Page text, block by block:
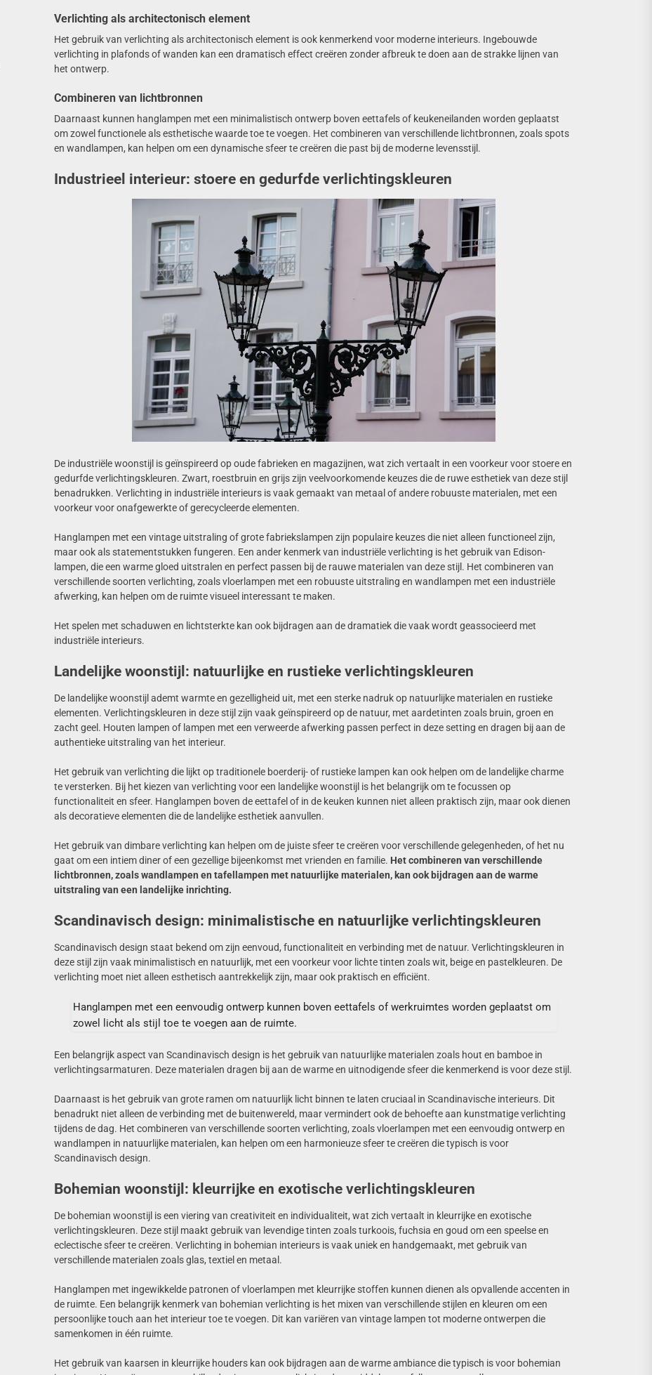
Verlichting als architectonisch element
Het gebruik van verlichting als architectonisch element is ook kenmerkend voor moderne interieurs. Ingebouwde
verlichting in plafonds of wanden kan een dramatisch effect creëren zonder afbreuk te doen aan de strakke lijnen van
het ontwerp.
Combineren van lichtbronnen
Daarnaast kunnen hanglampen met een minimalistisch ontwerp boven eettafels of keukeneilanden worden geplaatst
om zowel functionele als esthetische waarde toe te voegen. Het combineren van verschillende lichtbronnen, zoals spots
en wandlampen, kan helpen om een dynamische sfeer te creëren die past bij de moderne levensstijl.
Industrieel interieur: stoere en gedurfde verlichtingskleuren
De industriële woonstijl is geïnspireerd op oude fabrieken en magazijnen, wat zich vertaalt in een voorkeur voor stoere en
gedurfde verlichtingskleuren. Zwart, roestbruin en grijs zijn veelvoorkomende keuzes die de ruwe esthetiek van deze stijl
benadrukken. Verlichting in industriële interieurs is vaak gemaakt van metaal of andere robuuste materialen, met een
voorkeur voor onafgewerkte of gerecycleerde elementen.
Hanglampen met een vintage uitstraling of grote fabriekslampen zijn populaire keuzes die niet alleen functioneel zijn,
maar ook als statementstukken fungeren. Een ander kenmerk van industriële verlichting is het gebruik van Edison-
lampen, die een warme gloed uitstralen en perfect passen bij de rauwe materialen van deze stijl. Het combineren van
verschillende soorten verlichting, zoals vloerlampen met een robuuste uitstraling en wandlampen met een industriële
afwerking, kan helpen om de ruimte visueel interessant te maken.
Het spelen met schaduwen en lichtsterkte kan ook bijdragen aan de dramatiek die vaak wordt geassocieerd met
industriële interieurs.
Landelijke woonstijl: natuurlijke en rustieke verlichtingskleuren
De landelijke woonstijl ademt warmte en gezelligheid uit, met een sterke nadruk op natuurlijke materialen en rustieke
elementen. Verlichtingskleuren in deze stijl zijn vaak geïnspireerd op de natuur, met aardetinten zoals bruin, groen en
zacht geel. Houten lampen of lampen met een verweerde afwerking passen perfect in deze setting en dragen bij aan de
authentieke uitstraling van het interieur.
Het gebruik van verlichting die lijkt op traditionele boerderij- of rustieke lampen kan ook helpen om de landelijke charme
te versterken. Bij het kiezen van verlichting voor een landelijke woonstijl is het belangrijk om te focussen op
functionaliteit en sfeer. Hanglampen boven de eettafel of in de keuken kunnen niet alleen praktisch zijn, maar ook dienen
als decoratieve elementen die de landelijke esthetiek aanvullen.
Het gebruik van dimbare verlichting kan helpen om de juiste sfeer te creëren voor verschillende gelegenheden, of het nu
gaat om een intiem diner of een gezellige bijeenkomst met vrienden en familie. Het combineren van verschillende
lichtbronnen, zoals wandlampen en tafellampen met natuurlijke materialen, kan ook bijdragen aan de warme
uitstraling van een landelijke inrichting.
Scandinavisch design: minimalistische en natuurlijke verlichtingskleuren
Scandinavisch design staat bekend om zijn eenvoud, functionaliteit en verbinding met de natuur. Verlichtingskleuren in
deze stijl zijn vaak minimalistisch en natuurlijk, met een voorkeur voor lichte tinten zoals wit, beige en pastelkleuren. De
verlichting moet niet alleen esthetisch aantrekkelijk zijn, maar ook praktisch en efficiënt.
Hanglampen met een eenvoudig ontwerp kunnen boven eettafels of werkruimtes worden geplaatst om
zowel licht als stijl toe te voegen aan de ruimte.
Een belangrijk aspect van Scandinavisch design is het gebruik van natuurlijke materialen zoals hout en bamboe in
verlichtingsarmaturen. Deze materialen dragen bij aan de warme en uitnodigende sfeer die kenmerkend is voor deze stijl.
Daarnaast is het gebruik van grote ramen om natuurlijk licht binnen te laten cruciaal in Scandinavische interieurs. Dit
benadrukt niet alleen de verbinding met de buitenwereld, maar vermindert ook de behoefte aan kunstmatige verlichting
tijdens de dag. Het combineren van verschillende soorten verlichting, zoals vloerlampen met een eenvoudig ontwerp en
wandlampen in natuurlijke materialen, kan helpen om een harmonieuze sfeer te creëren die typisch is voor
Scandinavisch design.
Bohemian woonstijl: kleurrijke en exotische verlichtingskleuren
De bohemian woonstijl is een viering van creativiteit en individualiteit, wat zich vertaalt in kleurrijke en exotische
verlichtingskleuren. Deze stijl maakt gebruik van levendige tinten zoals turkoois, fuchsia en goud om een speelse en
eclectische sfeer te creëren. Verlichting in bohemian interieurs is vaak uniek en handgemaakt, met gebruik van
verschillende materialen zoals glas, textiel en metaal.
Hanglampen met ingewikkelde patronen of vloerlampen met kleurrijke stoffen kunnen dienen als opvallende accenten in
de ruimte. Een belangrijk kenmerk van bohemian verlichting is het mixen van verschillende stijlen en kleuren om een
persoonlijke touch aan het interieur toe te voegen. Dit kan variëren van vintage lampen tot moderne ontwerpen die
samenkomen in één ruimte.
Het gebruik van kaarsen in kleurrijke houders kan ook bijdragen aan de warme ambiance die typisch is voor bohemian